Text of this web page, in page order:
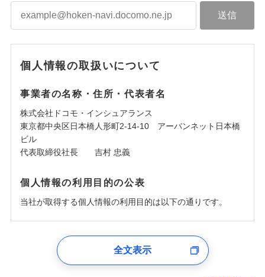
個人情報の取扱いについて
事業者の名称・住所・代表者名
株式会社ドコモ・インシュアランス
東京都中央区日本橋人形町2-14-10 アーバンネット日本橋
ビル
代表取締役社長 吉村 忠義
個人情報の利用目的の公表
当社が取得する個人情報の利用目的は以下の通りです。
ユーザー登録受付および、管理のため
全文表示